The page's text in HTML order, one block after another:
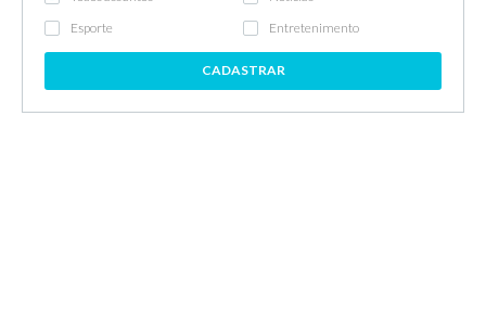
Esporte
Entretenimento
CADASTRAR